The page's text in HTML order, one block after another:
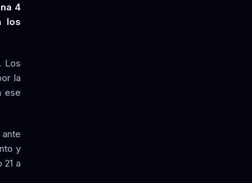
4
los
Los
la
ese
y
a